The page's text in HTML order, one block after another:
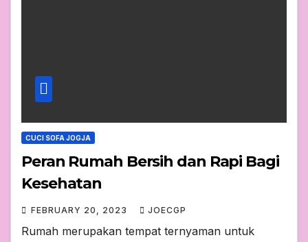
CUCI SOFA JOGJA
Peran Rumah Bersih dan Rapi Bagi
Kesehatan
FEBRUARY 20, 2023 JOECGP
Rumah merupakan tempat ternyaman untuk